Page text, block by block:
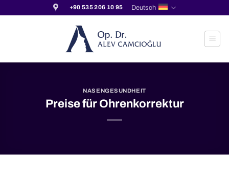
+90 535 206 10 95 Deutsch
NASENGESUNDHEIT
Preise für Ohrenkorrektur